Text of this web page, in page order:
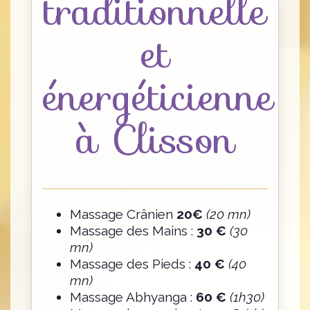
et
énergéticienne
à Clisson
Massage Crânien 20€ (20 mn)
Massage des Mains : 30 € (30
mn)
Massage des Pieds : 40 € (40
mn)
Massage Abhyanga : 60 € (1h30)